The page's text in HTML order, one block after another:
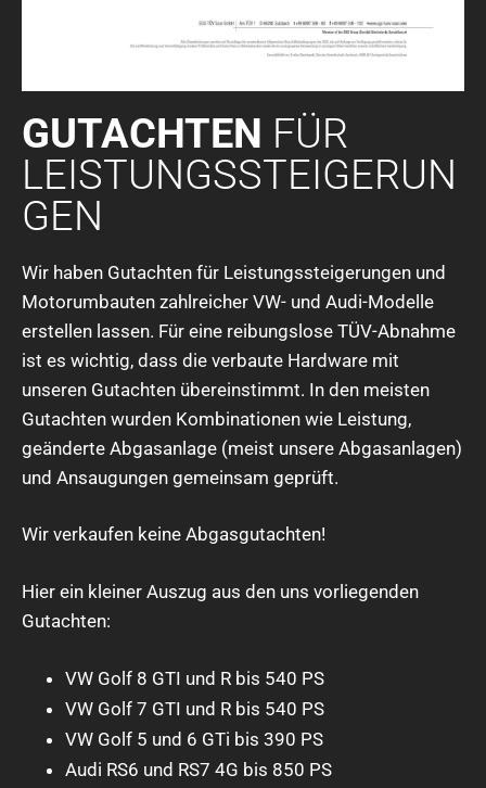
GUTACHTEN FÜR
LEISTUNGSSTEIGERUN
GEN
Wir haben Gutachten für Leistungssteigerungen und
Motorumbauten zahlreicher VW- und Audi-Modelle
erstellen lassen. Für eine reibungslose TÜV-Abnahme
ist es wichtig, dass die verbaute Hardware mit
unseren Gutachten übereinstimmt. In den meisten
Gutachten wurden Kombinationen wie Leistung,
geänderte Abgasanlage (meist unsere Abgasanlagen)
und Ansaugungen gemeinsam geprüft.
Wir verkaufen keine Abgasgutachten!
Hier ein kleiner Auszug aus den uns vorliegenden
Gutachten:
VW Golf 8 GTI und R bis 540 PS
VW Golf 7 GTI und R bis 540 PS
VW Golf 5 und 6 GTi bis 390 PS
Audi RS6 und RS7 4G bis 850 PS